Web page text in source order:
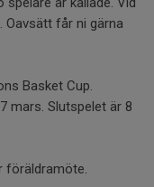
Oavsätt får ni gärna
Basket Cup.
mars. Slutspelet är 8
föräldramöte.